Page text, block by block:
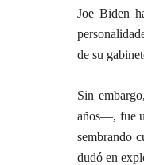
Joe Biden
de su
Sin
años—, fue
sembrando
dudó en